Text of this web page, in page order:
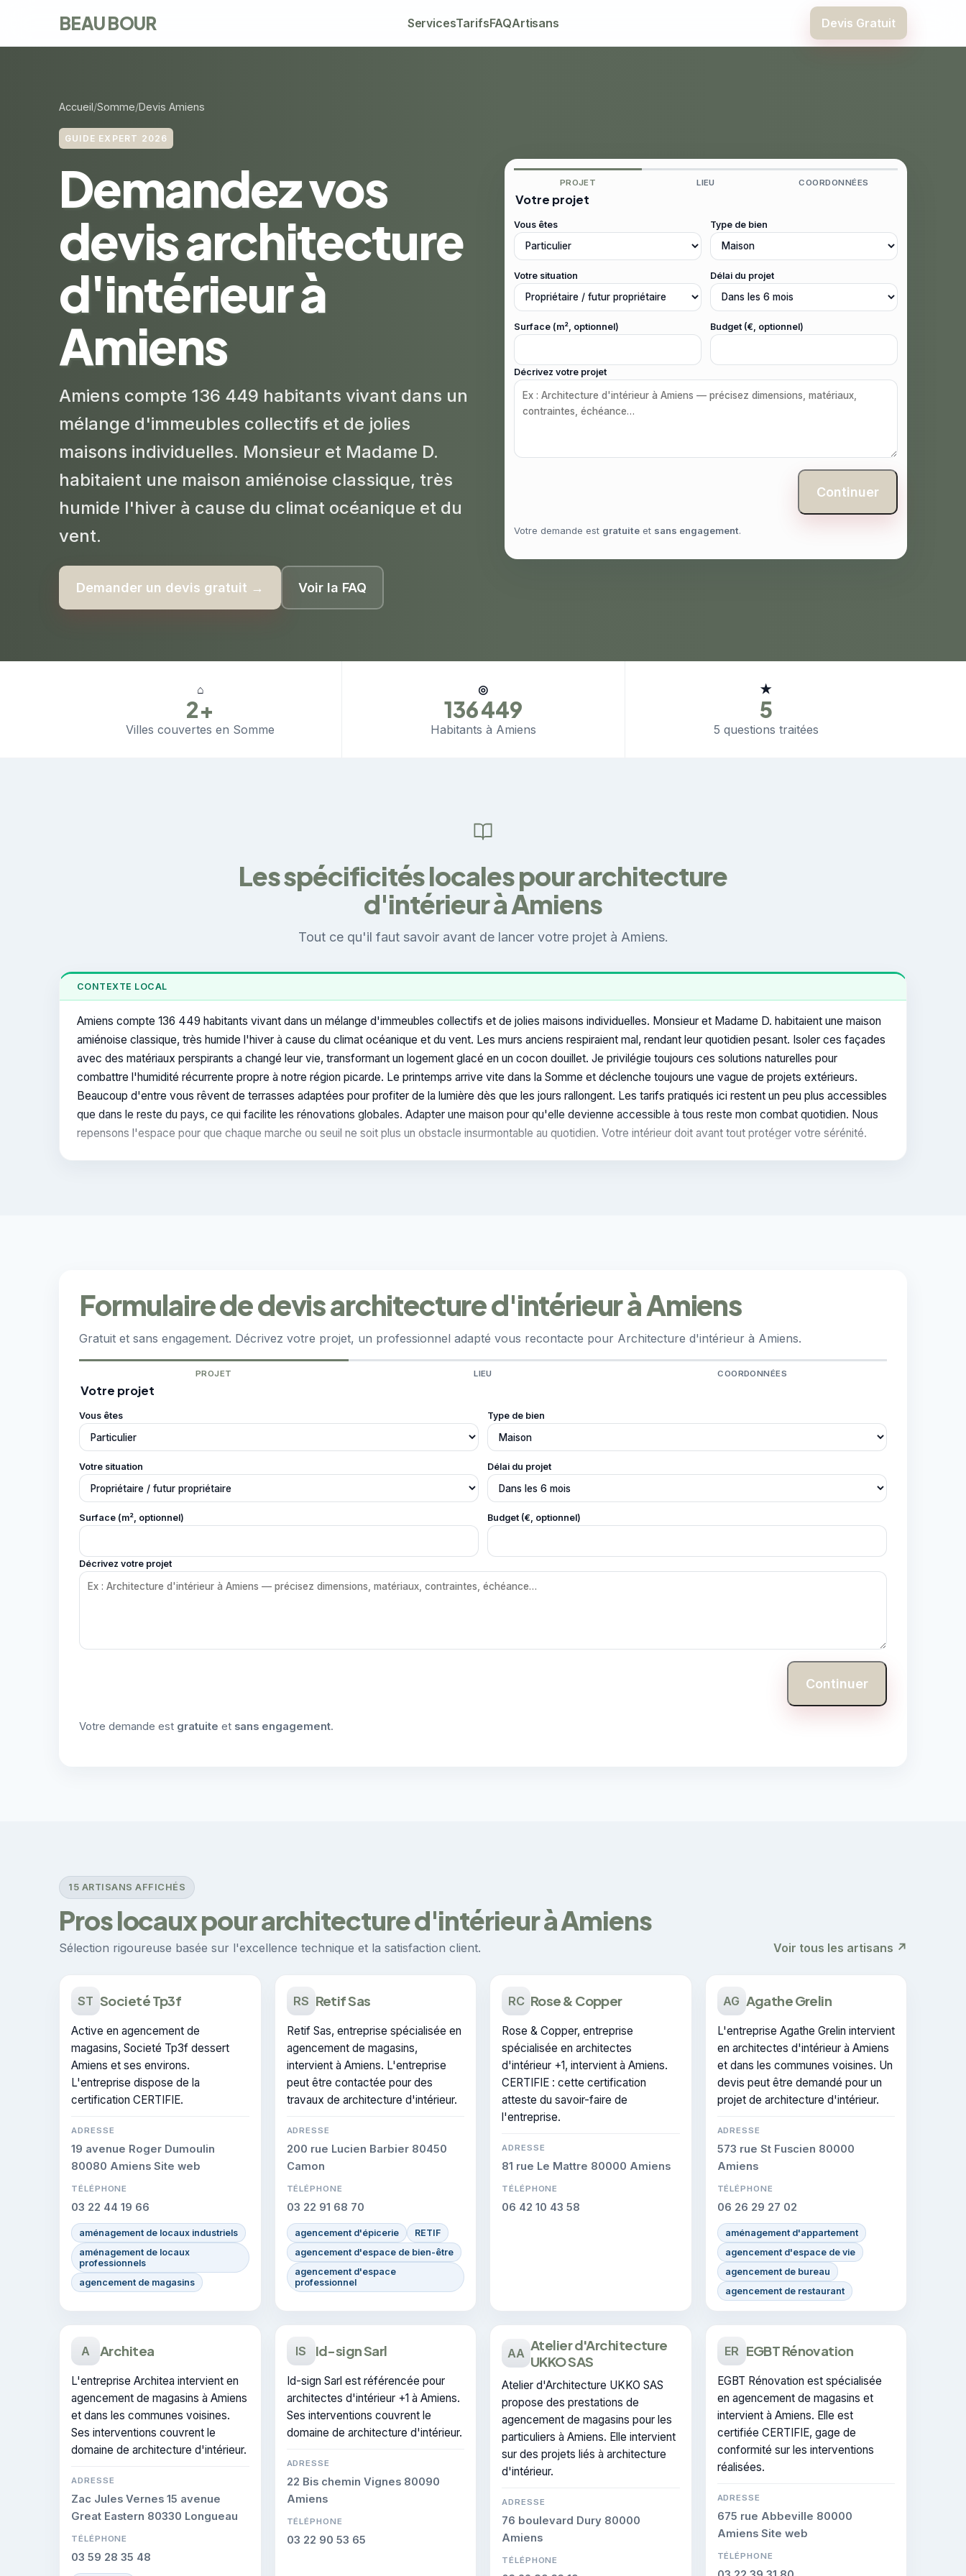
BEAU BOUR ServicesTarifsFAQArtisans Devis Gratuit
Accueil Somme Devis Amiens
GUIDE EXPERT 2026
Demandez vos
devis architecture
d'intérieur à
Amiens
Amiens compte 136 449 habitants vivant dans un
mélange d'immeubles collectifs et de jolies
maisons individuelles. Monsieur et Madame D.
habitaient une maison amiénoise classique, très
humide l'hiver à cause du climat océanique et du
vent.
Demander un devis gratuit → Voir la FAQ
PROJET LIEU COORDONNÉES
Votre projet
Vous êtes Type de bien
Votre situation Délai du projet
Surface (m², optionnel) Budget (€, optionnel)
Décrivez votre projet
Continuer
Votre demande est gratuite et sans engagement.
⌂
2+
Villes couvertes en Somme
◎
136 449
Habitants à Amiens
★
5
5 questions traitées
Les spécificités locales pour architecture
d'intérieur à Amiens
Tout ce qu'il faut savoir avant de lancer votre projet à Amiens.
CONTEXTE LOCAL
Amiens compte 136 449 habitants vivant dans un mélange d'immeubles collectifs et de jolies maisons individuelles. Monsieur et Madame D. habitaient une maison
amiénoise classique, très humide l'hiver à cause du climat océanique et du vent. Les murs anciens respiraient mal, rendant leur quotidien pesant. Isoler ces façades
avec des matériaux perspirants a changé leur vie, transformant un logement glacé en un cocon douillet. Je privilégie toujours ces solutions naturelles pour
combattre l'humidité récurrente propre à notre région picarde. Le printemps arrive vite dans la Somme et déclenche toujours une vague de projets extérieurs.
Beaucoup d'entre vous rêvent de terrasses adaptées pour profiter de la lumière dès que les jours rallongent. Les tarifs pratiqués ici restent un peu plus accessibles
que dans le reste du pays, ce qui facilite les rénovations globales. Adapter une maison pour qu'elle devienne accessible à tous reste mon combat quotidien. Nous
repensons l'espace pour que chaque marche ou seuil ne soit plus un obstacle insurmontable au quotidien. Votre intérieur doit avant tout protéger votre sérénité.
Formulaire de devis architecture d'intérieur à Amiens
Gratuit et sans engagement. Décrivez votre projet, un professionnel adapté vous recontacte pour Architecture d'intérieur à Amiens.
PROJET LIEU COORDONNÉES
Votre projet
Vous êtes Type de bien
Votre situation Délai du projet
Surface (m², optionnel) Budget (€, optionnel)
Décrivez votre projet
Continuer
Votre demande est gratuite et sans engagement.
15 ARTISANS AFFICHÉS
Pros locaux pour architecture d'intérieur à Amiens
Sélection rigoureuse basée sur l'excellence technique et la satisfaction client. Voir tous les artisans ↗
ST Societé Tp3f
Active en agencement de
magasins, Societé Tp3f dessert
Amiens et ses environs.
L'entreprise dispose de la
certification CERTIFIE.
ADRESSE
19 avenue Roger Dumoulin
80080 Amiens Site web
TÉLÉPHONE
03 22 44 19 66
aménagement de locaux industriels
aménagement de locaux
professionnels
agencement de magasins
RS Retif Sas
Retif Sas, entreprise spécialisée en
agencement de magasins,
intervient à Amiens. L'entreprise
peut être contactée pour des
travaux de architecture d'intérieur.
ADRESSE
200 rue Lucien Barbier 80450
Camon
TÉLÉPHONE
03 22 91 68 70
agencement d'épicerie
RETIF
agencement d'espace de bien-être
agencement d'espace
professionnel
RC Rose & Copper
Rose & Copper, entreprise
spécialisée en architectes
d'intérieur +1, intervient à Amiens.
CERTIFIE : cette certification
atteste du savoir-faire de
l'entreprise.
ADRESSE
81 rue Le Mattre 80000 Amiens
TÉLÉPHONE
06 42 10 43 58
AG Agathe Grelin
L'entreprise Agathe Grelin intervient
en architectes d'intérieur à Amiens
et dans les communes voisines. Un
devis peut être demandé pour un
projet de architecture d'intérieur.
ADRESSE
573 rue St Fuscien 80000
Amiens
TÉLÉPHONE
06 26 29 27 02
aménagement d'appartement
agencement d'espace de vie
agencement de bureau
agencement de restaurant
A Architea
L'entreprise Architea intervient en
agencement de magasins à Amiens
et dans les communes voisines.
Ses interventions couvrent le
domaine de architecture d'intérieur.
ADRESSE
Zac Jules Vernes 15 avenue
Great Eastern 80330 Longueau
TÉLÉPHONE
03 59 28 35 48
IS Id-sign Sarl
Id-sign Sarl est référencée pour
architectes d'intérieur +1 à Amiens.
Ses interventions couvrent le
domaine de architecture d'intérieur.
ADRESSE
22 Bis chemin Vignes 80090
Amiens
TÉLÉPHONE
03 22 90 53 65
AA Atelier d'Architecture
UKKO SAS
Atelier d'Architecture UKKO SAS
propose des prestations de
agencement de magasins pour les
particuliers à Amiens. Elle intervient
sur des projets liés à architecture
d'intérieur.
ADRESSE
76 boulevard Dury 80000
Amiens
TÉLÉPHONE
ER EGBT Rénovation
EGBT Rénovation est spécialisée
en agencement de magasins et
intervient à Amiens. Elle est
certifiée CERTIFIE, gage de
conformité sur les interventions
réalisées.
ADRESSE
675 rue Abbeville 80000
Amiens Site web
TÉLÉPHONE